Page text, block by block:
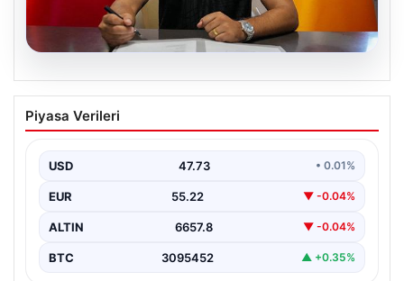
Eren Derdiyok Galatasaray’a geri
döndü! İmzayı attı
Piyasa Verileri
USD 47.73 • 0.01%
EUR 55.22 ▼ -0.04%
ALTIN 6657.8 ▼ -0.04%
BTC 3095452 ▲ +0.35%